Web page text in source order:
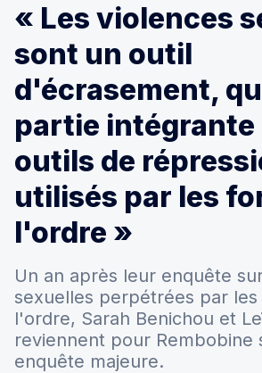
« Les violences
sont un outil
d'écrasement,
partie intégrante
outils de
utilisés par les
l'ordre »
Un an après leur enquête
sexuelles perpétrées par les
l'ordre, Sarah Benichou et
reviennent pour Rembobine
enquête majeure.